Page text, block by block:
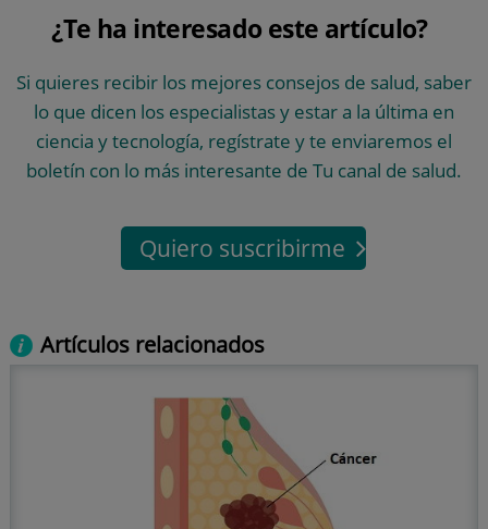
¿Te ha interesado este artículo?
Si quieres recibir los mejores consejos de salud, saber
lo que dicen los especialistas y estar a la última en
ciencia y tecnología, regístrate y te enviaremos el
boletín con lo más interesante de Tu canal de salud.
Quiero suscribirme
Artículos relacionados